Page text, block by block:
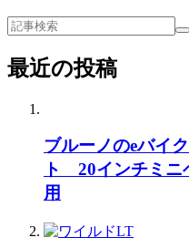
最近の投稿
ブルーノのeバイ
ト 20インチミニ
用